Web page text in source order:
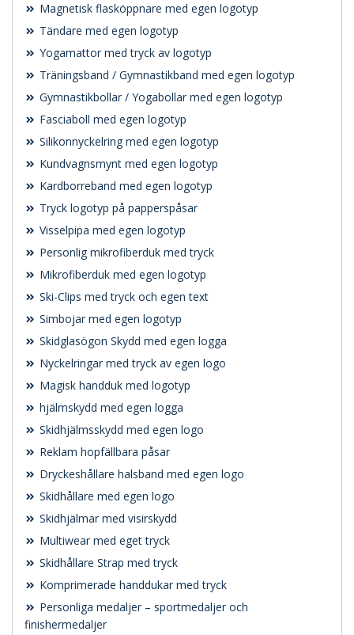
Magnetisk flasköppnare med egen logotyp
Tändare med egen logotyp
Yogamattor med tryck av logotyp
Träningsband / Gymnastikband med egen logotyp
Gymnastikbollar / Yogabollar med egen logotyp
Fasciaboll med egen logotyp
Silikonnyckelring med egen logotyp
Kundvagnsmynt med egen logotyp
Kardborreband med egen logotyp
Tryck logotyp på papperspåsar
Visselpipa med egen logotyp
Personlig mikrofiberduk med tryck
Mikrofiberduk med egen logotyp
Ski-Clips med tryck och egen text
Simbojar med egen logotyp
Skidglasögon Skydd med egen logga
Nyckelringar med tryck av egen logo
Magisk handduk med logotyp
hjälmskydd med egen logga
Skidhjälmsskydd med egen logo
Reklam hopfällbara påsar
Dryckeshållare halsband med egen logo
Skidhållare med egen logo
Skidhjälmar med visirskydd
Multiwear med eget tryck
Skidhållare Strap med tryck
Komprimerade handdukar med tryck
Personliga medaljer – sportmedaljer och
finishermedaljer